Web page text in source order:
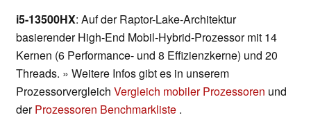
i5-13500HX: Auf der Raptor-Lake-Architektur
basierender High-End Mobil-Hybrid-Prozessor mit 14
Kernen (6 Performance- und 8 Effizienzkerne) und 20
Threads. » Weitere Infos gibt es in unserem
Prozessorvergleich Vergleich mobiler Prozessoren und
derProzessoren Benchmarkliste .